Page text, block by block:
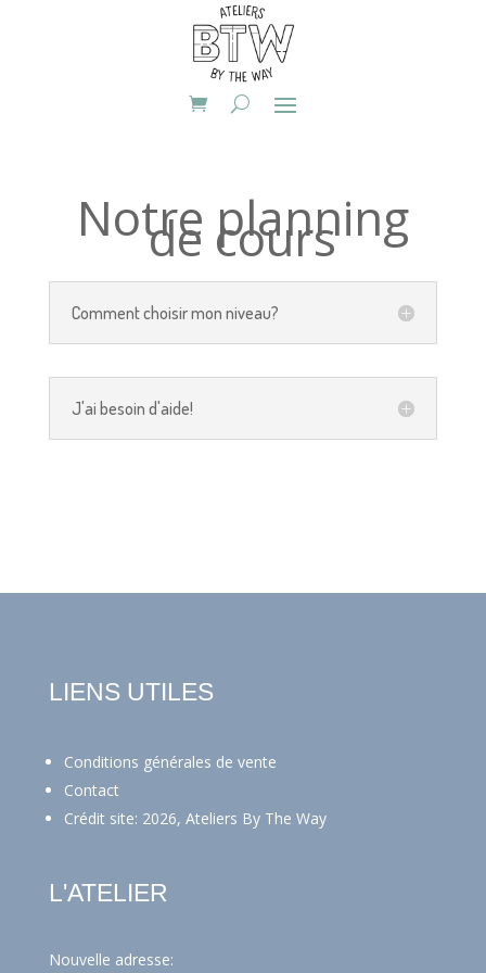
Notre planning
de cours
Comment choisir mon niveau?
J'ai besoin d'aide!
LIENS UTILES
Conditions générales de vente
Contact
Crédit site: 2026, Ateliers By The Way
L'ATELIER
Nouvelle adresse: